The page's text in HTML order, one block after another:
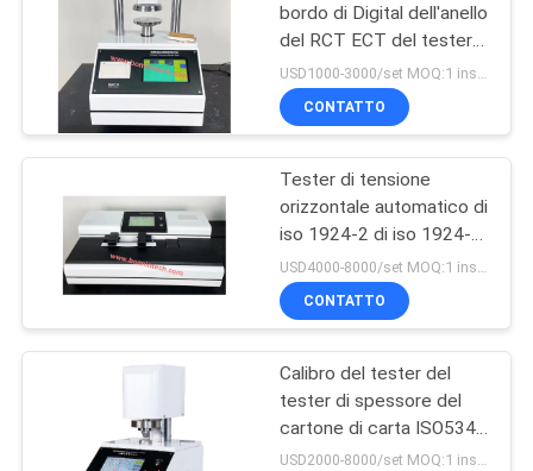
bordo di Digital dell'anello
del RCT ECT del tester
automatico di
schiacciamento
CONTATTO
Tester di tensione
orizzontale automatico di
iso 1924-2 di iso 1924-1
per la carta velina
CONTATTO
Calibro del tester del
tester di spessore del
cartone di carta ISO534
ISO3034
USD2000-8000/set MOQ:1 insieme